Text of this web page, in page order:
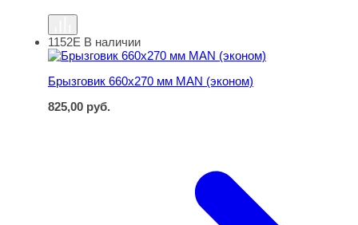
Брызговик 660х270 мм MAN (эконом)
1152Е В наличии
Брызговик 660х270 мм MAN (эконом)
825,00 руб.